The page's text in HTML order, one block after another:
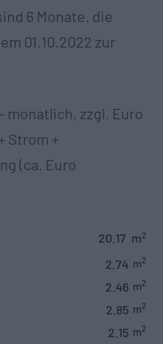
6 Monate.‍ die
01.10.2022 zur
monatlich, zzgl. Euro
Strom +
(ca. Euro
20.17 m2
2.74 m2
2.46 m2
2.85 m2
2.15 m2